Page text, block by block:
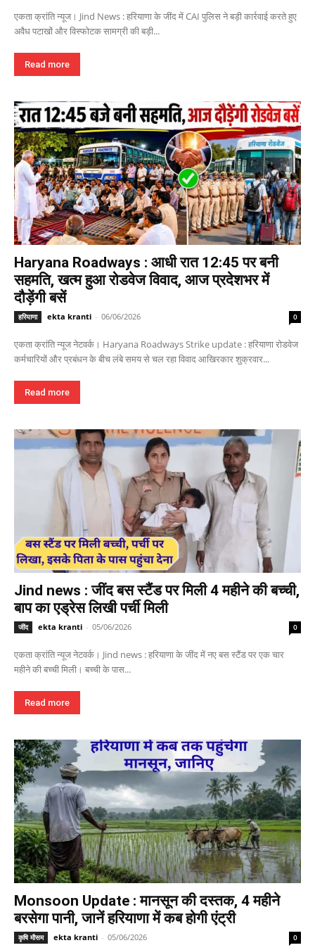
एकता क्रांति न्यूज। Jind News : हरियाणा के जींद में CAI पुलिस ने बड़ी कार्रवाई करते हुए
अवैध पटाखों और विस्फोटक सामग्री की बड़ी...
Read more
Haryana Roadways : आधी रात 12:45 पर बनी
सहमति, खत्म हुआ रोडवेज विवाद, आज प्रदेशभर में
दौड़ेंगी बसें
हरियाणा ekta kranti - 06/06/2026 0
एकता क्रांति न्यूज नेटवर्क। Haryana Roadways Strike update : हरियाणा रोडवेज
कर्मचारियों और प्रबंधन के बीच लंबे समय से चल रहा विवाद आखिरकार शुक्रवार...
Read more
Jind news : जींद बस स्टैंड पर मिली 4 महीने की बच्ची,
बाप का एड्रेस लिखी पर्ची मिली
जींद ekta kranti - 05/06/2026 0
एकता क्रांति न्यूज नेटवर्क। Jind news : हरियाणा के जींद में नए बस स्टैंड पर एक चार
महीने की बच्ची मिली। बच्ची के पास...
Read more
Monsoon Update : मानसून की दस्तक, 4 महीने
बरसेगा पानी, जानें हरियाणा में कब होगी एंट्री
कृषि मौसम ekta kranti - 05/06/2026 0